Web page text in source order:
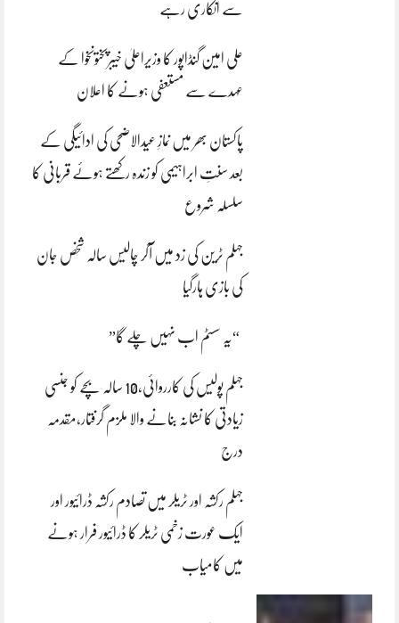
سے انکاری رہے
علی امین گنڈاپور کا وزیراعلیٰ خیبرپختونخوا کے
عہدے سے مستعفی ہونے کا اعلان
پاکستان بھر میں نمازِ عیدالاضحی کی ادائیگی کے
بعد سنتِ ابراہیمی کو زندہ رکھتے ہوئے قربانی کا
سلسلہ شروع
جہلم ٹرین کی زد میں آکر چالیس سالہ شخص جان
کی بازی ہارگیا
“یہ سسٹم اب نہیں چلے گا”
جہلم پولیس کی کارروائی،10 سالہ بچے کو جنسی
زیادتی کا نشانہ بنانے والا ملزم گرفتار،مقدمہ
درج
جہلم رکشہ اور ٹریلر میں تصادم رکشہ ڈرائیور اور
ایک عورت زخمی ٹریلر کا ڈرائیور فرار ہونے
میں کامیاب